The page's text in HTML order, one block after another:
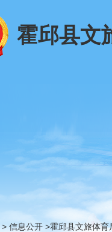
霍邱县文
> 信息公开 >霍邱县文旅体育